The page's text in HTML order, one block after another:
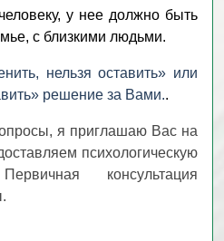
у нее должно быть
с близкими людьми.
нельзя оставить» или
решение за Вами..
я приглашаю Вас на
психологическую
консультация